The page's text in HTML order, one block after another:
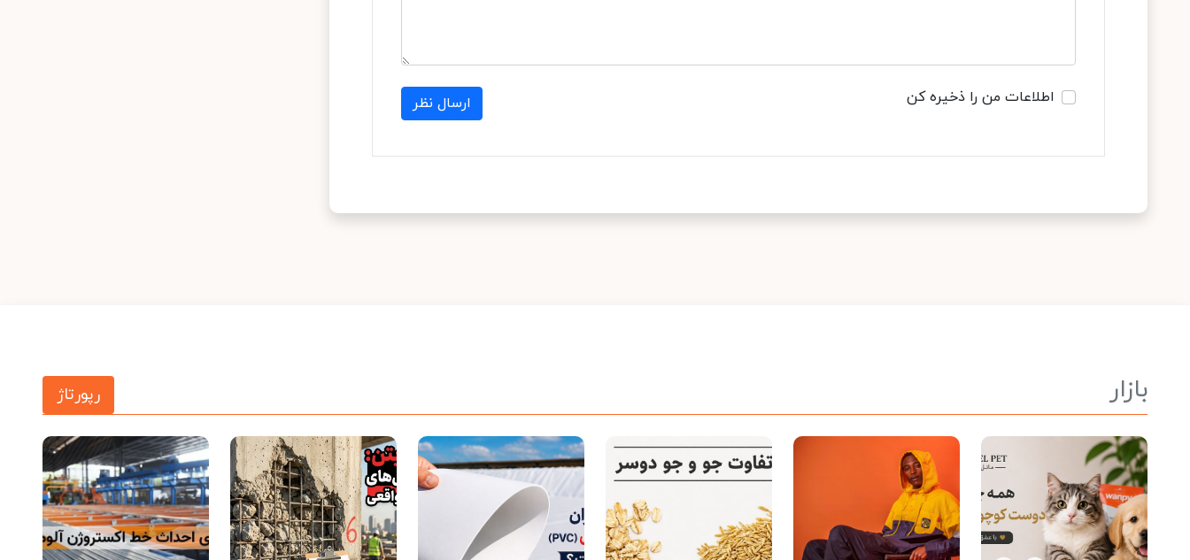
اطلاعات من را ذخیره کن ارسال نظر
بازار رپورتاژ